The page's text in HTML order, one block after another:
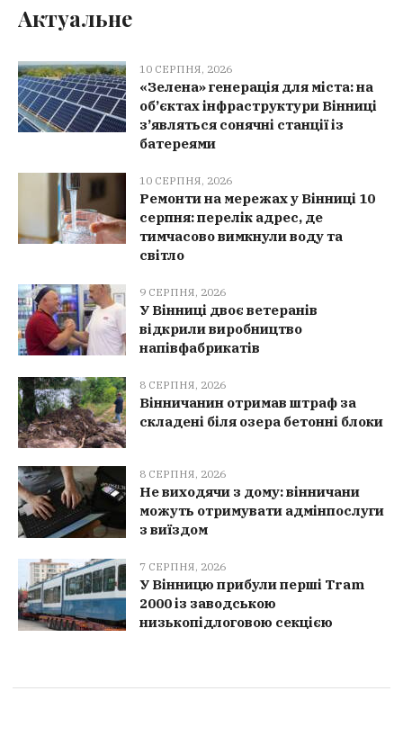
Актуальне
10 СЕРПНЯ, 2026
«Зелена» генерація для міста: на
об’єктах інфраструктури Вінниці
з’являться сонячні станції із
батереями
10 СЕРПНЯ, 2026
Ремонти на мережах у Вінниці 10
серпня: перелік адрес, де
тимчасово вимкнули воду та
світло
9 СЕРПНЯ, 2026
У Вінниці двоє ветеранів
відкрили виробництво
напівфабрикатів
8 СЕРПНЯ, 2026
Вінничанин отримав штраф за
складені біля озера бетонні блоки
8 СЕРПНЯ, 2026
Не виходячи з дому: вінничани
можуть отримувати адмінпослуги
з виїздом
7 СЕРПНЯ, 2026
У Вінницю прибули перші Tram
2000 із заводською
низькопідлоговою секцією